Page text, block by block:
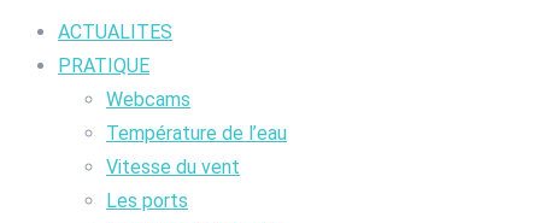
ACTUALITES
PRATIQUE
Webcams
Température de l’eau
Vitesse du vent
Les ports